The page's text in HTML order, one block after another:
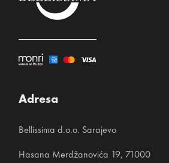
Adresa
Bellissima d.o.o. Sarajevo
Hasana Merdžanovića 19, 71000